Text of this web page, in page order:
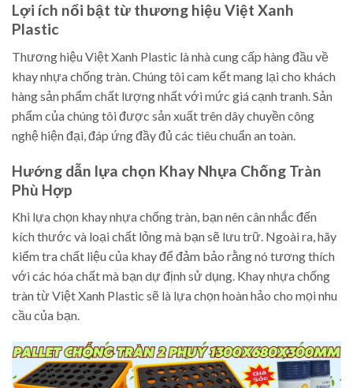
Lợi ích nổi bật từ thương hiệu Việt Xanh
Plastic
Thương hiệu Việt Xanh Plastic là nhà cung cấp hàng đầu về
khay nhựa chống tràn. Chúng tôi cam kết mang lại cho khách
hàng sản phẩm chất lượng nhất với mức giá cạnh tranh. Sản
phẩm của chúng tôi được sản xuất trên dây chuyền công
nghệ hiện đại, đáp ứng đầy đủ các tiêu chuẩn an toàn.
Hướng dẫn lựa chọn Khay Nhựa Chống Tràn
Phù Hợp
Khi lựa chọn khay nhựa chống tràn, bạn nên cân nhắc đến
kích thước và loại chất lỏng mà bạn sẽ lưu trữ. Ngoài ra, hãy
kiểm tra chất liệu của khay để đảm bảo rằng nó tương thích
với các hóa chất mà bạn dự định sử dụng. Khay nhựa chống
tràn từ Việt Xanh Plastic sẽ là lựa chọn hoàn hảo cho mọi nhu
cầu của bạn.